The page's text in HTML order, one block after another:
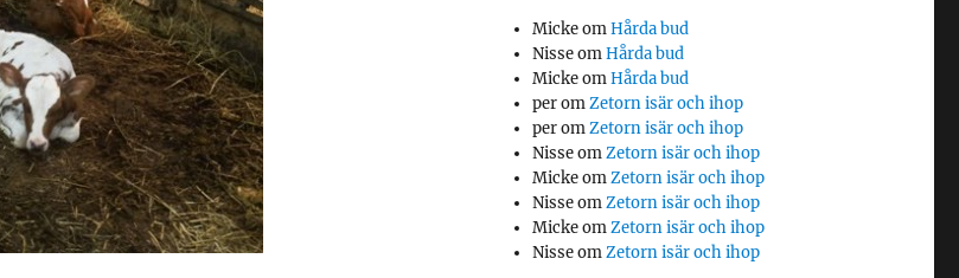
MickeomHårda bud
NisseomHårda bud
MickeomHårda bud
peromZetorn isär och ihop
peromZetorn isär och ihop
NisseomZetorn isär och ihop
MickeomZetorn isär och ihop
NisseomZetorn isär och ihop
MickeomZetorn isär och ihop
NisseomZetorn isär och ihop